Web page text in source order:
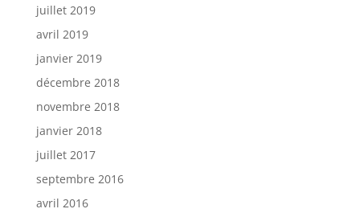
juillet 2019
avril 2019
janvier 2019
décembre 2018
novembre 2018
janvier 2018
juillet 2017
septembre 2016
avril 2016